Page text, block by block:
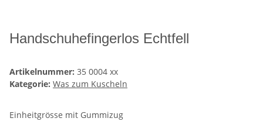
Handschuhefingerlos Echtfell
Artikelnummer: 35 0004 xx
Kategorie: Was zum Kuscheln
Einheitgrösse mit Gummizug